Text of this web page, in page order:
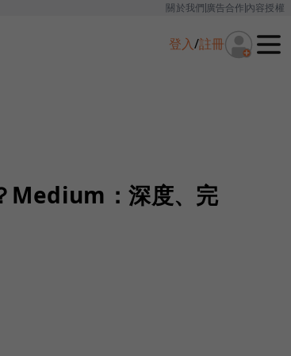
關於我們廣告合作內容授權
登入/註冊
Medium：深度、完